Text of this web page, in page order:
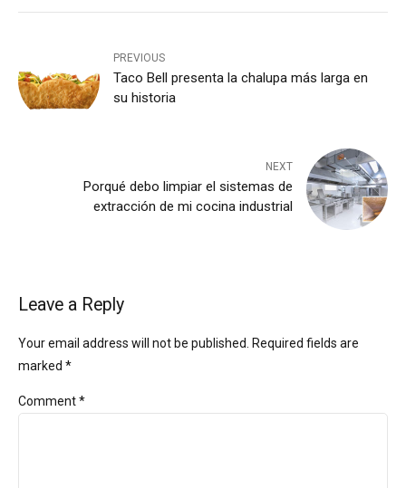
PREVIOUS
Taco Bell presenta la chalupa más larga en
su historia
NEXT
Porqué debo limpiar el sistemas de
extracción de mi cocina industrial
Leave a Reply
Your email address will not be published. Required fields are
marked *
Comment*